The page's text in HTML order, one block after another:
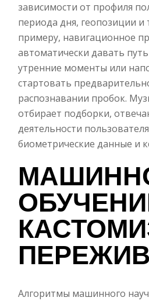
зависимости от профиля
периода дня, геопозиции и
примеру, навигационное
автоматически давать
утренние моменты или
стартовать
распознавании пробок.
отбирает подборки,
деятельности
биометрические данные и
Алгоритмы машинного